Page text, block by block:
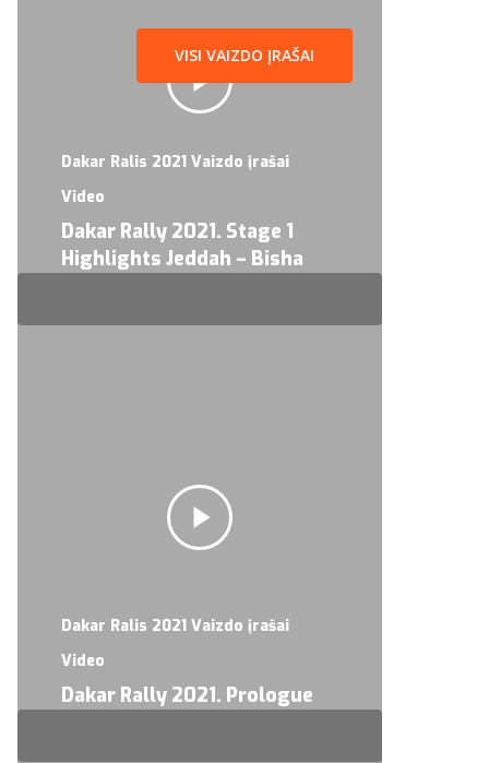
Dakar Ralis 2021 Vaizdo įrašai
Video
Dakar Rally 2021. Stage 1
Highlights Jeddah – Bisha
Dakar Ralis 2021 Vaizdo įrašai
Video
Dakar Rally 2021. Prologue
VISI VAIZDO ĮRAŠAI